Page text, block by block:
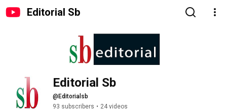
Editorial Sb
Editorial Sb
@Editorialsb
93 subscribers • 24 videos